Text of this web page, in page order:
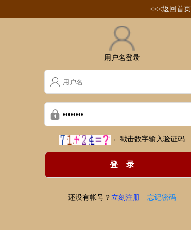
<<<返回首页
用户名登录
←戳击数字输入验证码
还没有帐号？ 立刻注册 忘记密码